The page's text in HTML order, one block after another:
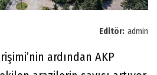
Editör: admin
ardından AKP